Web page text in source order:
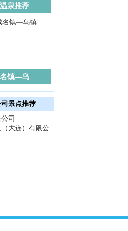
沐温泉,住皇家
园林酒店
泉推荐
名镇—乌
景点推荐
司
大连）有限公